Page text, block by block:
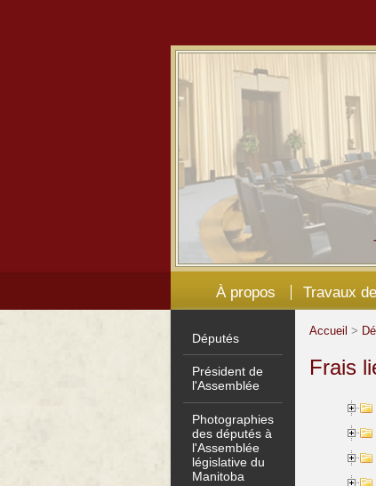
À propos Travaux
Députés
Président de
l'Assemblée
Photographies
des députés à
l'Assemblée
législative du
Manitoba
Accueil >
Frais